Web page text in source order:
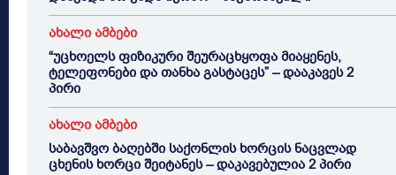
ახალი ამბები
“უცხოელს ფიზიკური შეურაცხყოფა მიაყენეს,
ტელეფონები და თანხა გასტაცეს” – დააკავეს 2
პირი
ახალი ამბები
საბავშვო ბაღებში საქონლის ხორცის ნაცვლად
ცხენის ხორცი შეიტანეს – დაკავებულია 2 პირი